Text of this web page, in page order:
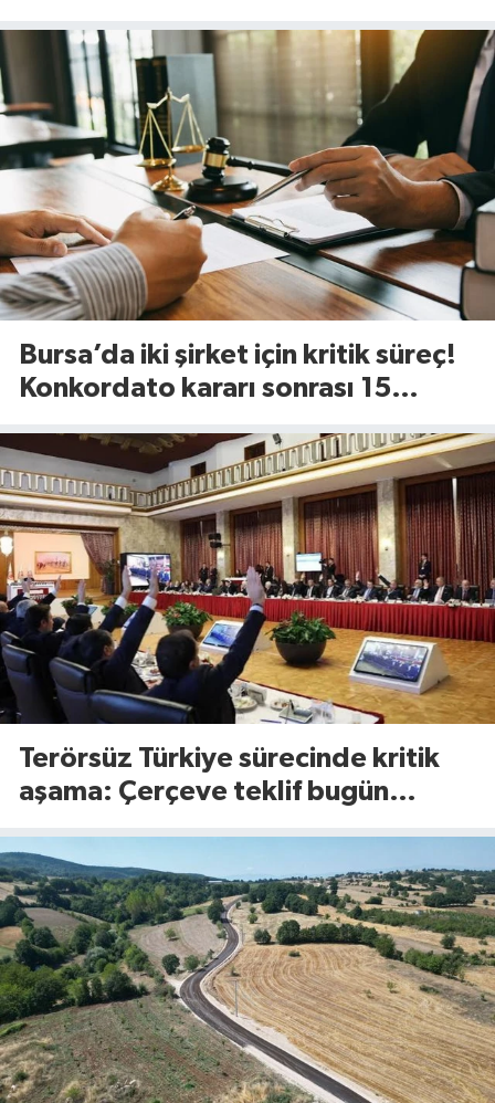
Bursa’da iki şirket için kritik süreç!
Konkordato kararı sonrası 15
Terörsüz Türkiye sürecinde kritik
aşama: Çerçeve teklif bugün